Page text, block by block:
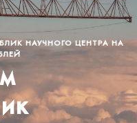
НАУЧНОГО ЦЕНТРА НА